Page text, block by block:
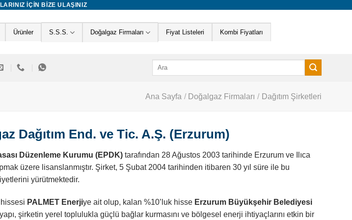
IÇIN BIZE ULAŞINIZ
Ürünler S.S.S. Doğalgaz Firmaları Fiyat Listeleri Kombi Fiyatları
Ara:
Ana Sayfa / Doğalgaz Firmaları / Dağıtım Şirketleri
Dağıtım End. ve Tic. A.Ş. (Erzurum)
Düzenleme Kurumu (EPDK)tarafından 28 Ağustos 2003 tarihinde Erzurum ve Ilıca
üzere lisanslanmıştır. Şirket, 5 Şubat 2004 tarihinden itibaren 30 yıl süre ile bu
yürütmektedir.
hissesi PALMET Enerjiye ait olup, kalan %10’luk hisse Erzurum Büyükşehir Belediyesi
şirketin yerel toplulukla güçlü bağlar kurmasını ve bölgesel enerji ihtiyaçlarını etkin bir